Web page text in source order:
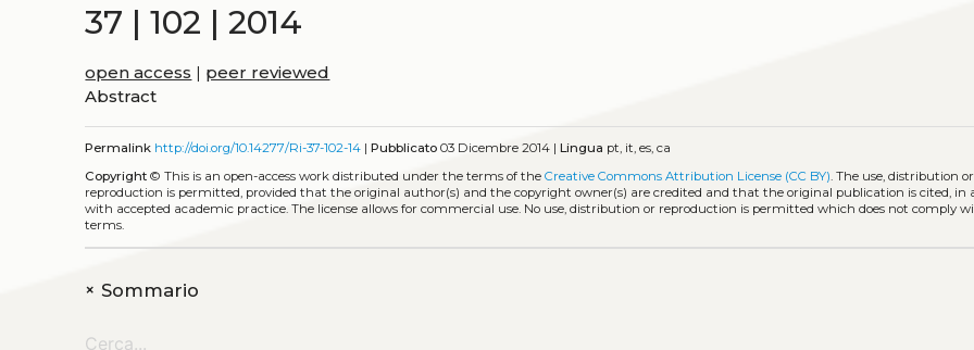
37 | 102 | 2014
open access | peer reviewed
Abstract
Permalink http://doi.org/10.14277/Ri-37-102-14 |Pubblicato 03 Dicembre 2014 |Lingua pt, it, es, ca
Copyright ©This is an open-access work distributed under the terms of theCreative Commons Attribution License (CC BY). The use, distribution or
reproduction is permitted, provided that the original author(s) and the copyright owner(s) are credited and that the original publication is cited, in
with accepted academic practice. The license allows for commercial use. No use, distribution or reproduction is permitted which does not comply
terms.
+Sommario